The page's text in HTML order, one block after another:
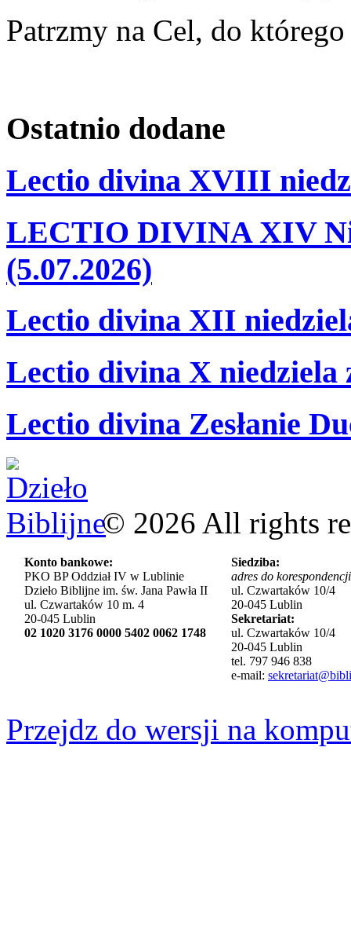
Patrzmy na Cel, do
Ostatnio dodane
Lectio divina XVIII
LECTIO DIVINA XIV
(5.07.2026)
Lectio divina XII
Lectio divina X niedziela
Lectio divina Zesłanie
© 2026 All rights
Konto bankowe:
PKO BP Oddział IV w Lublinie
Dzieło Biblijne im. św. Jana Pawła II
ul. Czwartaków 10 m. 4
20-045 Lublin
02 1020 3176 0000 5402 0062 1748
Siedziba:
adres do
ul. Czwartaków 10/4
20-045 Lublin
Sekretariat:
ul. Czwartaków 10/4
20-045 Lublin
tel. 797 946 838
e-mail:
Przejdz do wersji na